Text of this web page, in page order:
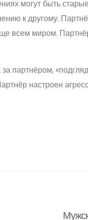
могут быть
к другому.
всем миром.
партнёром,
настроен